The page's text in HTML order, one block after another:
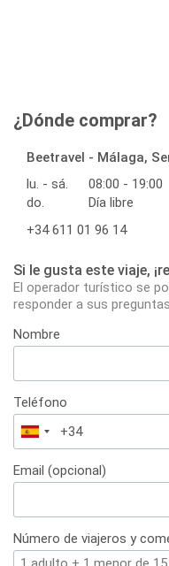
¿Dónde comprar?
Beetravel - Málaga,
lu. - sá.
08:00 - 19:00
do.
Día libre
+34 611 01 96 14
Si le gusta este viaje,
El operador turístico se
responder a sus
Nombre
Teléfono
España
+34
Email (opcional)
Número de viajeros y